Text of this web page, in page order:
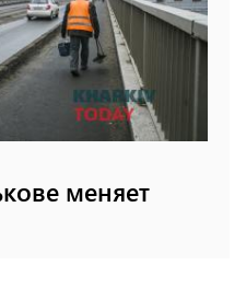
меняет